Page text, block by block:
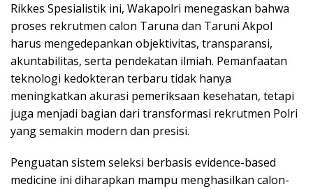
Rikkes Spesialistik ini, Wakapolri menegaskan bahwa
proses rekrutmen calon Taruna dan Taruni Akpol
harus mengedepankan objektivitas, transparansi,
akuntabilitas, serta pendekatan ilmiah. Pemanfaatan
teknologi kedokteran terbaru tidak hanya
meningkatkan akurasi pemeriksaan kesehatan, tetapi
juga menjadi bagian dari transformasi rekrutmen Polri
yang semakin modern dan presisi.
Penguatan sistem seleksi berbasis evidence-based
medicine ini diharapkan mampu menghasilkan calon-